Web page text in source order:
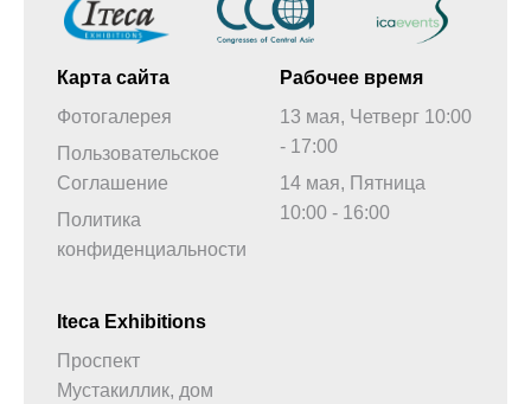
Карта сайта
Фотогалерея
Пользовательское
Соглашение
Политика
конфиденциальности
Рабочее время
13 мая, Четверг 10:00
- 17:00
14 мая, Пятница
10:00 - 16:00
Iteca Exhibitions
Проспект
Мустакиллик, дом